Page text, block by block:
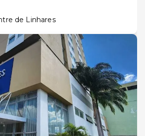
de Linhares